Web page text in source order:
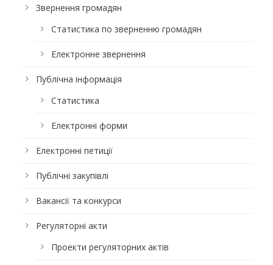
Звернення громадян
Статистика по зверненню громадян
Електронне звернення
Публічна інформація
Статистика
Електронні форми
Електронні петиції
Публічні закупівлі
Вакансії та конкурси
Регуляторні акти
Проекти регуляторних актів